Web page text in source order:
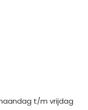
t/m vrijdag